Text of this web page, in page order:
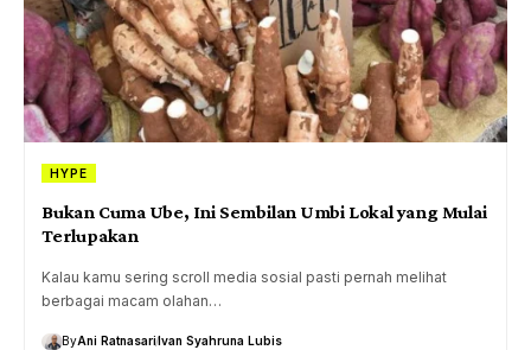
HYPE
Bukan Cuma Ube, Ini Sembilan Umbi Lokal yang Mulai
Terlupakan
Kalau kamu sering scroll media sosial pasti pernah melihat
berbagai macam olahan…
ByAni RatnasariIvan Syahruna Lubis